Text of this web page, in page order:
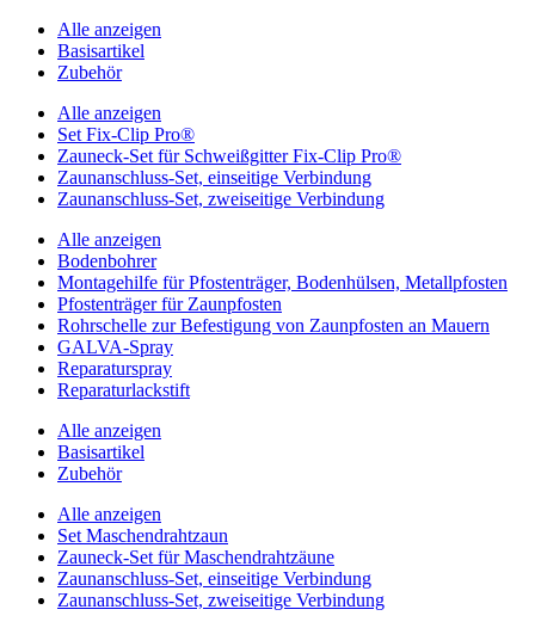
Alle anzeigen
Basisartikel
Zubehör
Alle anzeigen
Set Fix-Clip Pro®
Zauneck-Set für Schweißgitter Fix-Clip Pro®
Zaunanschluss-Set, einseitige Verbindung
Zaunanschluss-Set, zweiseitige Verbindung
Alle anzeigen
Bodenbohrer
Montagehilfe für Pfostenträger, Bodenhülsen, Metallpfosten
Pfostenträger für Zaunpfosten
Rohrschelle zur Befestigung von Zaunpfosten an Mauern
GALVA-Spray
Reparaturspray
Reparaturlackstift
Alle anzeigen
Basisartikel
Zubehör
Alle anzeigen
Set Maschendrahtzaun
Zauneck-Set für Maschendrahtzäune
Zaunanschluss-Set, einseitige Verbindung
Zaunanschluss-Set, zweiseitige Verbindung